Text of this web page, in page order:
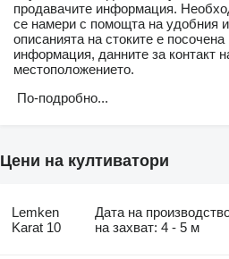
продавачите информация.
се намери с помощта на удобния
описанията на стоките е
информация, данните за контакт
местоположението.
По-подробно...
Цени на култиватори
Lemken
Karat 10
Дата на
на захват: 4 - 5 м